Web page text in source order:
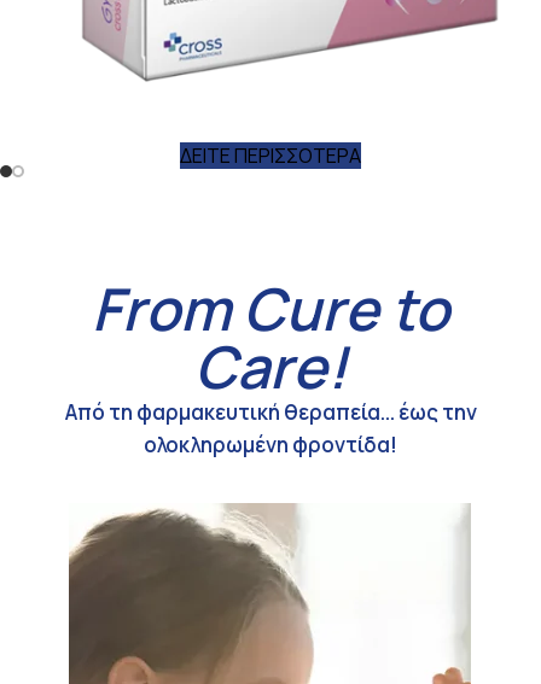
ΔΕΙΤΕ ΠΕΡΙΣΣΟΤΕΡΑ
PRODUCT
ΔΕΙΤΕ ΠΕΡΙΣΣΟΤΕΡΑ
From Cure to
Care!
Από τη φαρμακευτική θεραπεία... έως την
ολοκληρωμένη φροντίδα!